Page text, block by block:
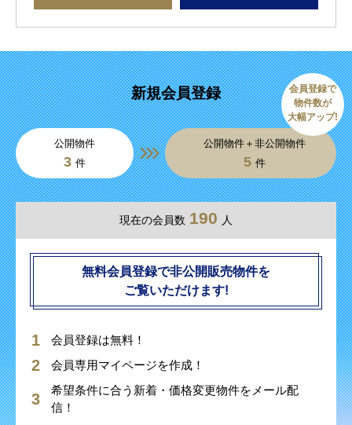
新規会員登録
公開物件
3 件
公開物件＋非公開物件
5 件
会員登録で
物件数が
大幅アップ!
現在の会員数 190 人
無料会員登録で非公開販売物件を
ご覧いただけます!
会員登録は無料！
会員専用マイページを作成！
希望条件に合う新着・価格変更物件をメール配
信！